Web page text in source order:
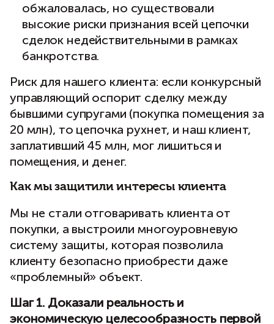
обжаловалась, но существовали
высокие риски признания всей цепочки
сделок недействительными в рамках
банкротства.
Риск для нашего клиента: если конкурсный
управляющий оспорит сделку между
бывшими супругами (покупка помещения за
20 млн), то цепочка рухнет, и наш клиент,
заплативший 45 млн, мог лишиться и
помещения, и денег.
Как мы защитили интересы клиента
Мы не стали отговаривать клиента от
покупки, а выстроили многоуровневую
систему защиты, которая позволила
клиенту безопасно приобрести даже
«проблемный» объект.
Шаг 1. Доказали реальность и
экономическую целесообразность первой